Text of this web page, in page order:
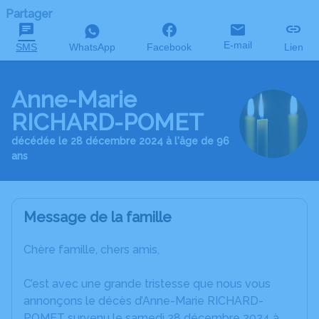
Partager
SMS WhatsApp Facebook E-mail Lien
Anne-Marie
RICHARD-POMET
décédée le 28 décembre 2024 à l'âge de 96
ans
Message de la famille
Chère famille, chers amis,
C’est avec une grande tristesse que nous vous
annonçons le décès d’Anne-Marie RICHARD-